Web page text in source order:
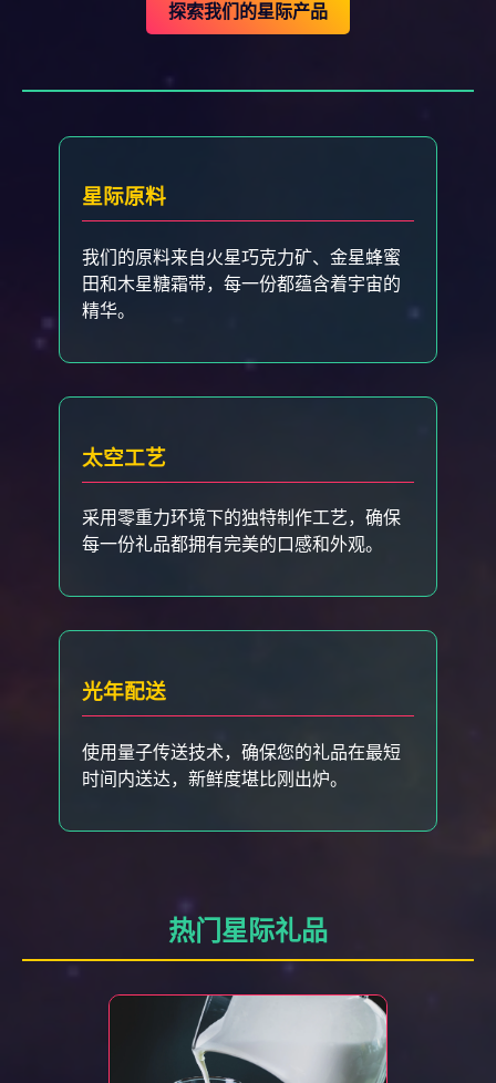
探索我们的星际产品
星际原料
我们的原料来自火星巧克力矿、金星蜂蜜
田和木星糖霜带，每一份都蕴含着宇宙的
精华。
太空工艺
采用零重力环境下的独特制作工艺，确保
每一份礼品都拥有完美的口感和外观。
光年配送
使用量子传送技术，确保您的礼品在最短
时间内送达，新鲜度堪比刚出炉。
热门星际礼品